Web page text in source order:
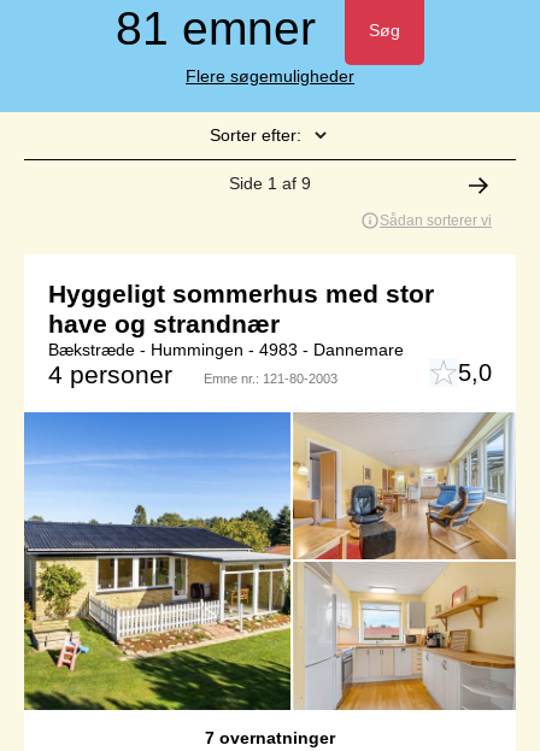
81 emner Søg
Flere søgemuligheder
Sorter efter:
Side 1 af 9
Sådan sorterer vi
Hyggeligt sommerhus med stor
have og strandnær
Bækstræde - Hummingen - 4983 - Dannemare
4 personer Emne nr.: 121-80-2003 5,0
7 overnatninger